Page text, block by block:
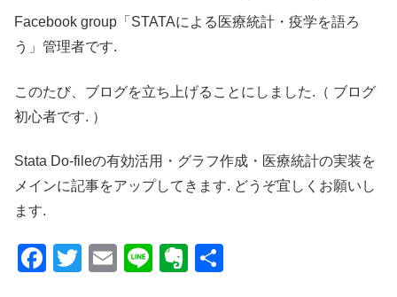
Facebook group「STATAによる医療統計・疫学を語ろ
う」管理者です.
このたび、ブログを立ち上げることにしました.（ ブログ
初心者です. ）
Stata Do-fileの有効活用・グラフ作成・医療統計の実装を
メインに記事をアップしてきます. どうぞ宜しくお願いし
ます.
F
T
E
Li
E